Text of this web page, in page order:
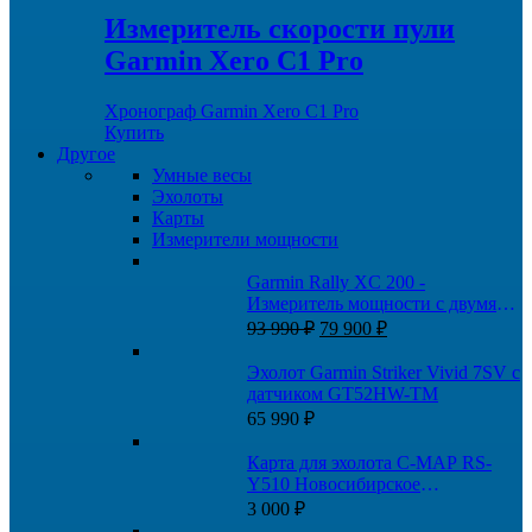
Измеритель скорости пули
Garmin Xero C1 Pro
Хронограф Garmin Xero C1 Pro
Купить
Другое
Умные весы
Эхолоты
Карты
Измерители мощности
Garmin Rally XC 200 -
Измеритель мощности с двумя
датчиками
93 990₽ Первоначальная
составляла
93
79 900 ₽Текущая
79
900 ₽.
Эхолот Garmin Striker Vivid 7SV с
датчиком GT52HW-TM
65 990 ₽
Карта для эхолота C-MAP RS-
Y510 Новосибирское
водохранилище и Новосибирск-
3 000 ₽